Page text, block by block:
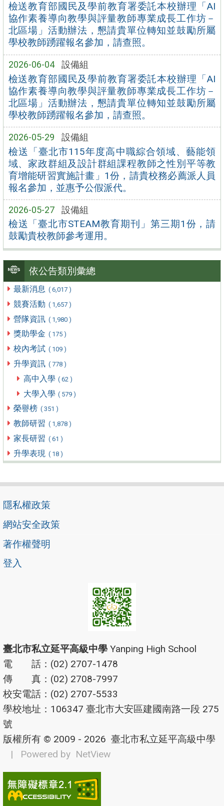
檢送教育部國民及學前教育署委託本校辦理「AI
協作素養導向教學與評量教師專業成長工作坊－
北區場」活動辦法，懇請貴單位轉知並鼓勵所屬
學校教師踴躍報名參加，請查照。
2026-06-04 設備組
檢送教育部國民及學前教育署委託本校辦理「AI
協作素養導向教學與評量教師專業成長工作坊－
北區場」活動辦法，懇請貴單位轉知並鼓勵所屬
學校教師踴躍報名參加，請查照。
2026-05-29 設備組
檢送「臺北市115年度高中職綜合領域、藝能領
域、家政群組及設計群組課程教師之性別平等教
育增能研習實施計畫」1份，請貴校務必薦派人員
報名參加，並惠予公假派代。
2026-05-27 設備組
檢送「臺北市STEAM教育期刊」第三期1份，請
鼓勵貴校教師參考運用。
依公告類別彙總
最新消息 ( 6,017 )
競賽活動 ( 1,657 )
營隊資訊 ( 1,980 )
獎助學金 ( 175 )
校內考試 ( 109 )
升學資訊 ( 778 )
高中入學 ( 62 )
大學入學 ( 579 )
榮譽榜 ( 351 )
教師研習 ( 1,878 )
家長研習 ( 61 )
升學表現 ( 18 )
隱私權政策
網站安全政策
著作權聲明
登入
臺北市私立延平高級中學 Yanping High School
電 話：(02) 2707-1478
傳 真：(02) 2708-7997
校安電話：(02) 2707-5533
學校地址：106347 臺北市大安區建國南路一段 275
號
版權所有 © 2009 - 2026 臺北市私立延平高級中學
| Powered by NetView